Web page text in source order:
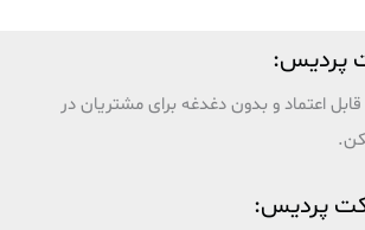
پردیس:
اعتماد و بدون دغدغه برای مشتریان در
پردیس: